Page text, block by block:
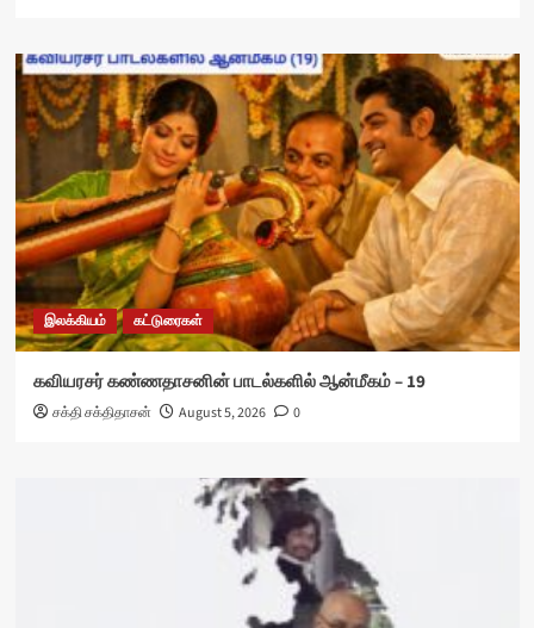
இலக்கியம் கட்டுரைகள்
கவியரசர் கண்ணதாசனின் பாடல்களில் ஆன்மீகம் – 19
சக்தி சக்திதாசன் August 5, 2026 0